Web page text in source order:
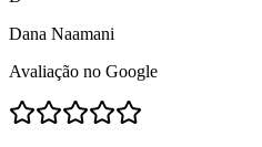
Dana Naamani
Avaliação no Google